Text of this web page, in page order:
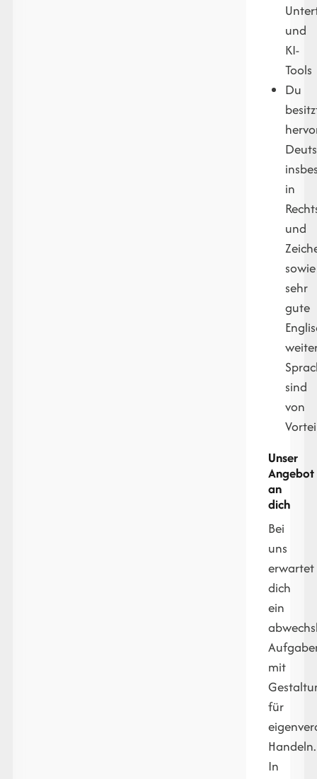
und
KI-
Tools
Du
in
und
sowie
sehr
gute
sind
von
Unser
Angebot
an
dich
Bei
uns
erwartet
dich
ein
mit
für
Handeln.
In